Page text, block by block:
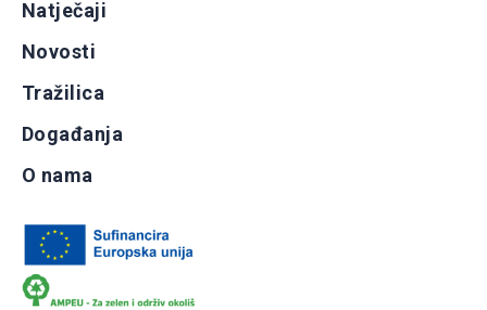
Natječaji
Novosti
Tražilica
Događanja
O nama